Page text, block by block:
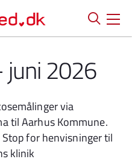
juni 2026
via
til Aarhus Kommune.
for henvisninger til
klinik